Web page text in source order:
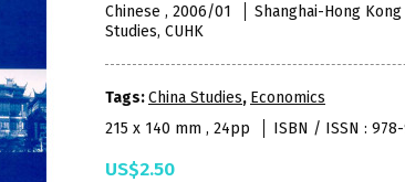
Chinese , 2006/01 Shanghai-Hong
Studies, CUHK
Tags:China Studies, Economics
215 x 140 mm , 24pp
ISBN / ISSN :
US$2.50